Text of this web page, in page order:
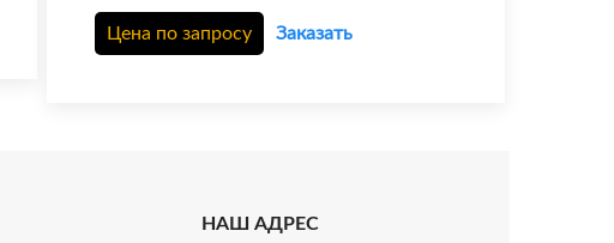
Цена по запросу Заказать
НАШ АДРЕС